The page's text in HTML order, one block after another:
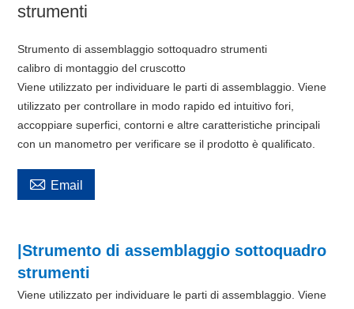
strumenti
Strumento di assemblaggio sottoquadro strumenti
calibro di montaggio del cruscotto
Viene utilizzato per individuare le parti di assemblaggio. Viene
utilizzato per controllare in modo rapido ed intuitivo fori,
accoppiare superfici, contorni e altre caratteristiche principali
con un manometro per verificare se il prodotto è qualificato.
 Email
|Strumento di assemblaggio sottoquadro
strumenti
Viene utilizzato per individuare le parti di assemblaggio. Viene